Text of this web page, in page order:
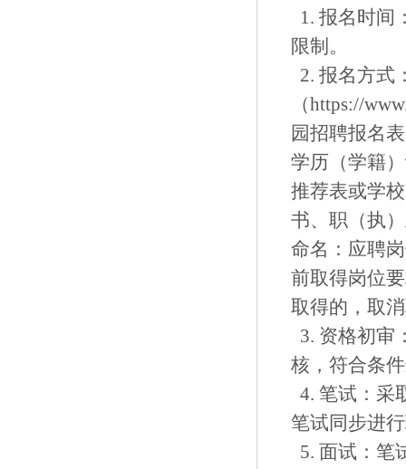
1. 报名时间
限制。
2. 报名方式
（https://
园招聘报名
学历（学籍
推荐表或学
书、职（执
命名：应聘
前取得岗位
取得的，取
3. 资格初审
核，符合条
4. 笔试：采
笔试同步进
5. 面试：笔